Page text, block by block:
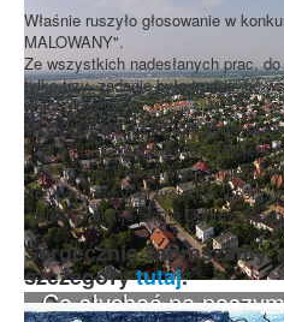
Co słychać na
Właśnie ruszyło głosowanie w
MALOWANY".
Ze wszystkich nadesłanych prac,
tylko trzy, zadanie było trudne, bo
wszystkim.
GŁOSUJEMY 12.05 - 24.05na
- ZS nr 1, ul. Leśnowolska - projekt
- ZS nr 2, ul. Hangarowa - projekty
Przypominamy: przystanek
projekt znajduje się na
Serdecznie zapraszamy;
szczegółytutaj.